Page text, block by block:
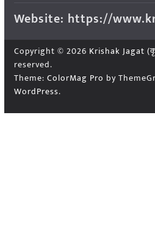
Website: https://
Copyright © 2026 Krishak Jagat
reserved.
Theme: ColorMag Pro by
WordPress.